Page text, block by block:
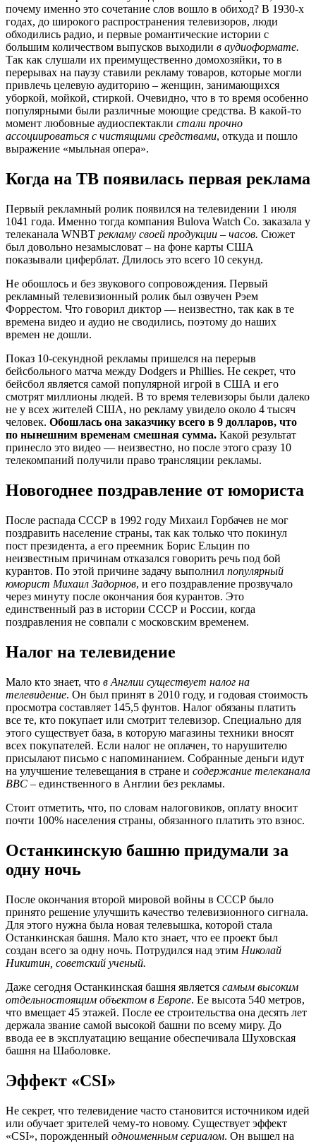
почему именно это сочетание слов вошло в обиход? В 1930-х
годах, до широкого распространения телевизоров, люди
обходились радио, и первые романтические истории с
большим количеством выпусков выходили в аудиоформате.
Так как слушали их преимущественно домохозяйки, то в
перерывах на паузу ставили рекламу товаров, которые могли
привлечь целевую аудиторию – женщин, занимающихся
уборкой, мойкой, стиркой. Очевидно, что в то время особенно
популярными были различные моющие средства. В какой-то
момент любовные аудиоспектакли стали прочно
ассоциироваться с чистящими средствами, откуда и пошло
выражение «мыльная опера».
Когда на ТВ появилась первая реклама
Первый рекламный ролик появился на телевидении 1 июля
1041 года. Именно тогда компания Bulova Watch Co. заказала у
телеканала WNBT рекламу своей продукции – часов. Сюжет
был довольно незамысловат – на фоне карты США
показывали циферблат. Длилось это всего 10 секунд.
Не обошлось и без звукового сопровождения. Первый
рекламный телевизионный ролик был озвучен Рэем
Форрестом. Что говорил диктор — неизвестно, так как в те
времена видео и аудио не сводились, поэтому до наших
времен не дошли.
Показ 10-секундной рекламы пришелся на перерыв
бейсбольного матча между Dodgers и Phillies. Не секрет, что
бейсбол является самой популярной игрой в США и его
смотрят миллионы людей. В то время телевизоры были далеко
не у всех жителей США, но рекламу увидело около 4 тысяч
человек. Обошлась она заказчику всего в 9 долларов, что
по нынешним временам смешная сумма. Какой результат
принесло это видео — неизвестно, но после этого сразу 10
телекомпаний получили право трансляции рекламы.
Новогоднее поздравление от юмориста
После распада СССР в 1992 году Михаил Горбачев не мог
поздравить население страны, так как только что покинул
пост президента, а его преемник Борис Ельцин по
неизвестным причинам отказался говорить речь под бой
курантов. По этой причине задачу выполнил популярный
юморист Михаил Задорнов, и его поздравление прозвучало
через минуту после окончания боя курантов. Это
единственный раз в истории СССР и России, когда
поздравления не совпали с московским временем.
Налог на телевидение
Мало кто знает, что в Англии существует налог на
телевидение. Он был принят в 2010 году, и годовая стоимость
просмотра составляет 145,5 фунтов. Налог обязаны платить
все те, кто покупает или смотрит телевизор. Специально для
этого существует база, в которую магазины техники вносят
всех покупателей. Если налог не оплачен, то нарушителю
присылают письмо с напоминанием. Собранные деньги идут
на улучшение телевещания в стране и содержание телеканала
BBC – единственного в Англии без рекламы.
Стоит отметить, что, по словам налоговиков, оплату вносит
почти 100% населения страны, обязанного платить это взнос.
Останкинскую башню придумали за
одну ночь
После окончания второй мировой войны в СССР было
принято решение улучшить качество телевизионного сигнала.
Для этого нужна была новая телевышка, которой стала
Останкинская башня. Мало кто знает, что ее проект был
создан всего за одну ночь. Потрудился над этим Николай
Никитин, советский ученый.
Даже сегодня Останкинская башня является самым высоким
отдельностоящим объектом в Европе. Ее высота 540 метров,
что вмещает 45 этажей. После ее строительства она десять лет
держала звание самой высокой башни по всему миру. До
ввода ее в эксплуатацию вещание обеспечивала Шуховская
башня на Шаболовке.
Эффект «CSI»
Не секрет, что телевидение часто становится источником идей
или обучает зрителей чему-то новому. Существует эффект
«CSI», порожденный одноименным сериалом. Он вышел на